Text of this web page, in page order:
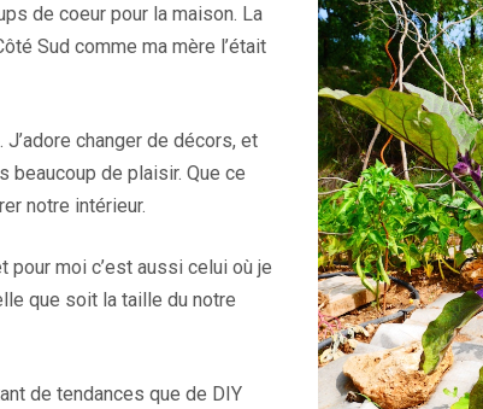
de coeur pour la maison. La
Sud comme ma mère l’était
changer de décors, et
beaucoup de plaisir. Que ce
notre intérieur.
pour moi c’est aussi celui où je
que soit la taille du notre
de tendances que de DIY